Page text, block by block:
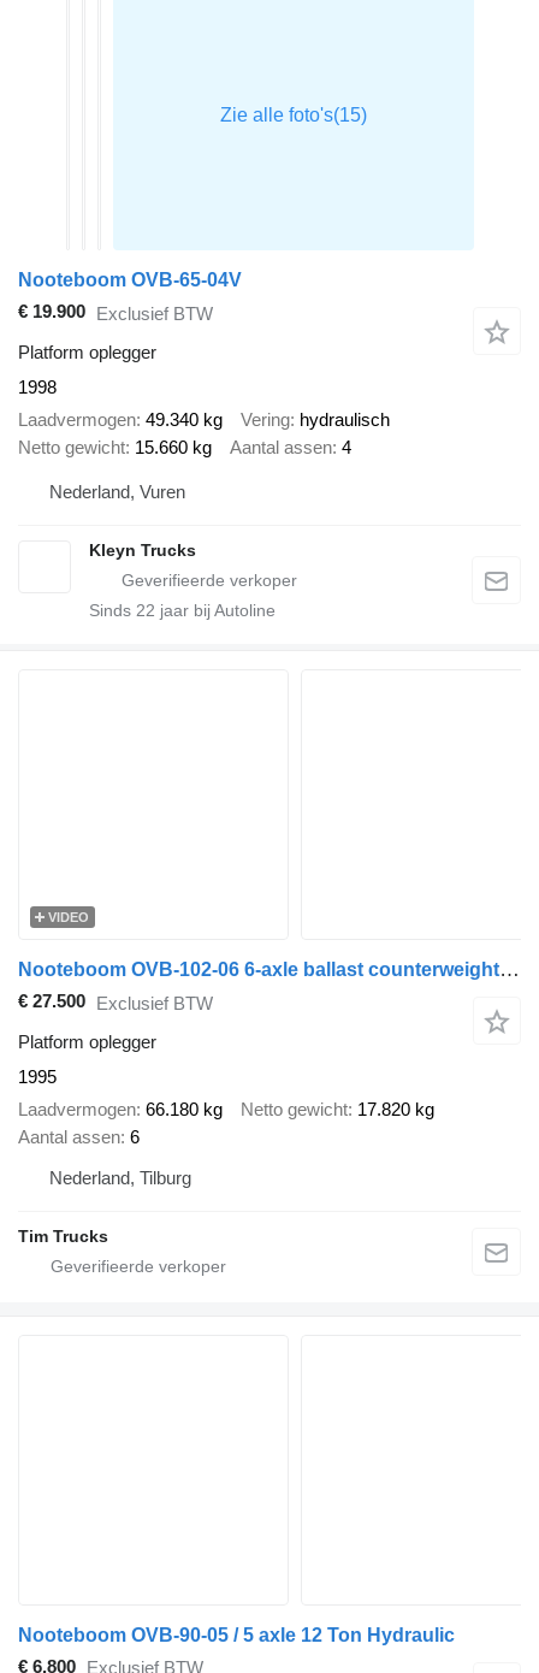
Nooteboom OVB-65-04V
€ 19.900 Exclusief BTW
Platform oplegger
1998
Laadvermogen 49.340 kg Vering hydraulisch
Netto gewicht 15.660 kg Aantal assen 4
Nederland, Vuren
Kleyn Trucks
Sinds 22 jaar bij Autoline
VIDEO
Nooteboom OVB-102-06 6-axle ballast counterweight trailer, fully restored
€ 27.500 Exclusief BTW
Platform oplegger
1995
Laadvermogen 66.180 kg Netto gewicht 17.820 kg
Aantal assen 6
Nederland, Tilburg
Tim Trucks
Nooteboom OVB-90-05 / 5 axle 12 Ton Hydraulic
€ 6.800
Exclusief BTW